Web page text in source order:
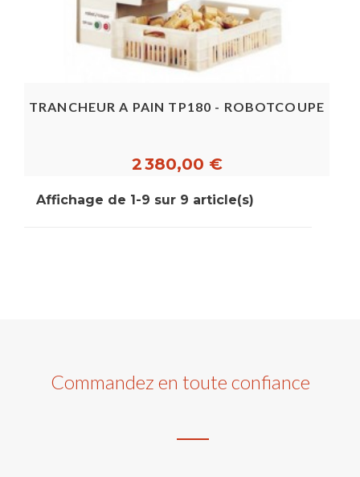
TRANCHEUR A PAIN TP180 - ROBOTCOUPE
2 380,00 €
Affichage de 1-9 sur 9 article(s)
Commandez en toute confiance